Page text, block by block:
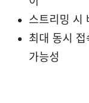
스트리밍 시
최대 동시
가능성